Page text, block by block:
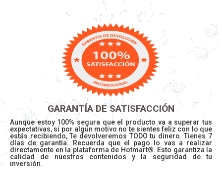
GARANTÍA DE SATISFACCIÓN
Aunque estoy 100% segura que el producto va a superar tus
expectativas, si por algún motivo no te sientes feliz con lo que
estás recibiendo, Te devolveremos TODO tu dinero. Tienes 7
días de garantía. Recuerda que el pago lo vas a realizar
directamente en la plataforma de Hotmart®. Esto garantiza la
calidad de nuestros contenidos y la seguridad de tu
inversión.